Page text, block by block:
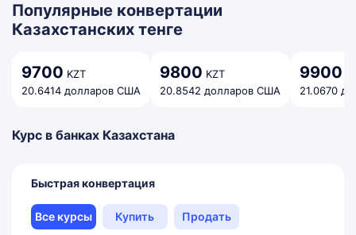
Популярные конвертации
Казахстанских тенге
9700 KZT
20.6414 долларов США
9800 KZT
20.8542 долларов США
9900
21.0670
Курс в банках Казахстана
Быстрая конвертация
Все курсы Купить Продать